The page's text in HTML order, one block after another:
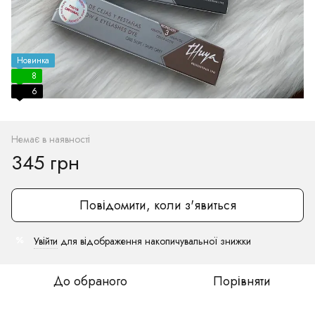
Новинка
8
6
Немає в наявності
345 грн
Повідомити, коли з'явиться
Увійти для відображення накопичувальної знижки
До обраного Порівняти